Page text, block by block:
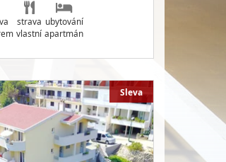
strava
vlastní
ubytování
apartmán
Sleva